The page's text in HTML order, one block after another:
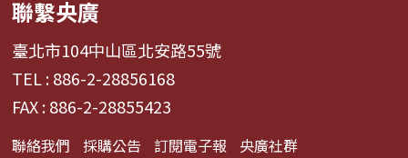
聯繫央廣
臺北市104中山區北安路55號
TEL : 886-2-28856168
FAX : 886-2-28855423
聯絡我們 採購公告 訂閱電子報 央廣社群